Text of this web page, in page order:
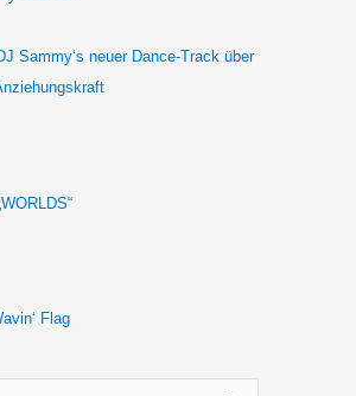
Sammy‘s neuer Dance-Track über
Flag